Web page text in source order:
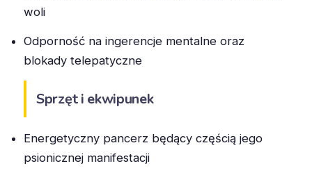
woli
Odporność na ingerencje mentalne oraz
blokady telepatyczne
Sprzęt i ekwipunek
Energetyczny pancerz będący częścią jego
psionicznej manifestacji